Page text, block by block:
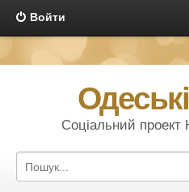
Войти
Соціальний проект